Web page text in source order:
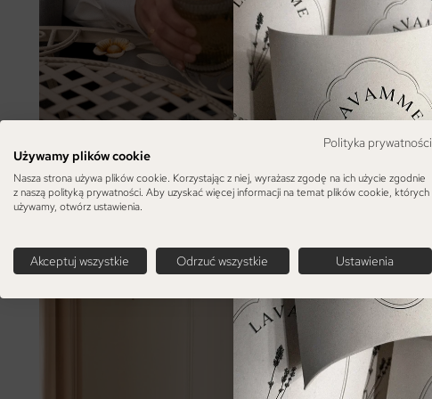
Polityka prywatności
Używamy plików cookie
Nasza strona używa plików cookie. Korzystając z niej, wyrażasz zgodę na ich użycie zgodnie
z naszą polityką prywatności. Aby uzyskać więcej informacji na temat plików cookie, których
używamy, otwórz ustawienia.
Akceptuj wszystkie Odrzuć wszystkie Ustawienia